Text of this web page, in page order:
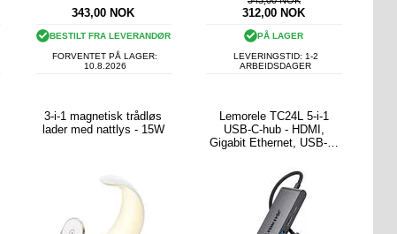
343,00 NOK
BESTILT FRA LEVERANDØR
FORVENTET PÅ LAGER:
10.8.2026
312,00 NOK
PÅ LAGER
LEVERINGSTID: 1-2
ARBEIDSDAGER
3-i-1 magnetisk trådløs
lader med nattlys - 15W
Lemorele TC24L 5-i-1
USB-C-hub - HDMI,
Gigabit Ethernet, USB-C,